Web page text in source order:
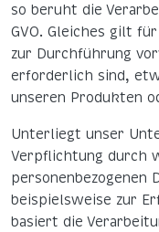
so beruht die
GVO. Gleiches gilt
zur Durchführung
erforderlich sind,
unseren Produkten
Unterliegt unser
Verpflichtung durch
beispielsweise zur
basiert die